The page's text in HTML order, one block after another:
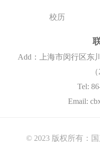
校历
Add：上海市闵行区东
Tel:
Email:
© 2023 版权所有：